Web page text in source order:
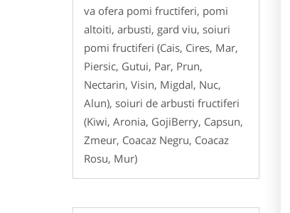
va ofera pomi fructiferi, pomi
altoiti, arbusti, gard viu, soiuri
pomi fructiferi (Cais, Cires, Mar,
Piersic, Gutui, Par, Prun,
Nectarin, Visin, Migdal, Nuc,
Alun), soiuri de arbusti fructiferi
(Kiwi, Aronia, GojiBerry, Capsun,
Zmeur, Coacaz Negru, Coacaz
Rosu, Mur)